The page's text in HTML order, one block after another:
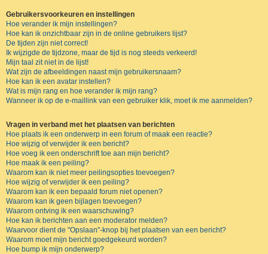
Gebruikersvoorkeuren en instellingen
Hoe verander ik mijn instellingen?
Hoe kan ik onzichtbaar zijn in de online gebruikers lijst?
De tijden zijn niet correct!
Ik wijzigde de tijdzone, maar de tijd is nog steeds verkeerd!
Mijn taal zit niet in de lijst!
Wat zijn de afbeeldingen naast mijn gebruikersnaam?
Hoe kan ik een avatar instellen?
Wat is mijn rang en hoe verander ik mijn rang?
Wanneer ik op de e-maillink van een gebruiker klik, moet ik me aanmelden?
Vragen in verband met het plaatsen van berichten
Hoe plaats ik een onderwerp in een forum of maak een reactie?
Hoe wijzig of verwijder ik een bericht?
Hoe voeg ik een onderschrift toe aan mijn bericht?
Hoe maak ik een peiling?
Waarom kan ik niet meer peilingsopties toevoegen?
Hoe wijzig of verwijder ik een peiling?
Waarom kan ik een bepaald forum niet openen?
Waarom kan ik geen bijlagen toevoegen?
Waarom ontving ik een waarschuwing?
Hoe kan ik berichten aan een moderator melden?
Waarvoor dient de "Opslaan"-knop bij het plaatsen van een bericht?
Waarom moet mijn bericht goedgekeurd worden?
Hoe bump ik mijn onderwerp?